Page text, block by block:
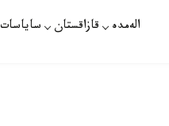
الەمدە قازاقستان ساياسات